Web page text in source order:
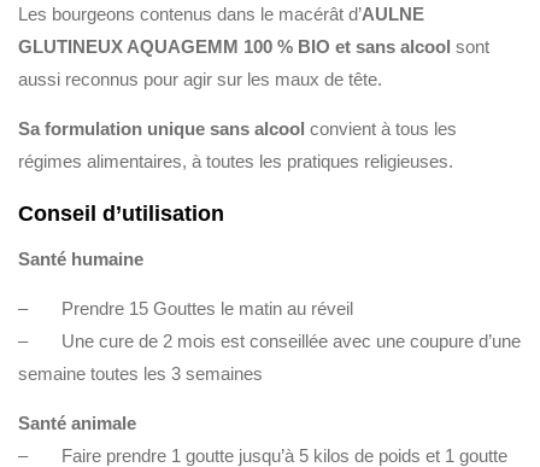
Les bourgeons contenus dans le macérât d’AULNE
GLUTINEUX AQUAGEMM 100 % BIO et sans alcool sont
aussi reconnus pour agir sur les maux de tête.
Sa formulation unique sans alcool convient à tous les
régimes alimentaires, à toutes les pratiques religieuses.
Conseil d’utilisation
Santé humaine
– Prendre 15 Gouttes le matin au réveil
– Une cure de 2 mois est conseillée avec une coupure d’une
semaine toutes les 3 semaines
Santé animale
– Faire prendre 1 goutte jusqu’à 5 kilos de poids et 1 goutte